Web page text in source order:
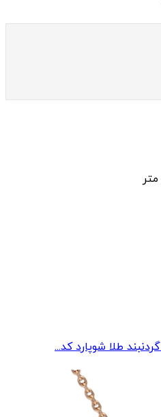
گردنبند طلا شوپارد کد...